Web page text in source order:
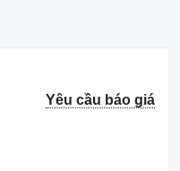
Yêu cầu báo giá